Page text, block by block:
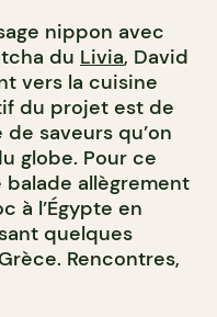
nippon avec
du Livia, David
vers la cuisine
du projet est de
saveurs qu’on
globe. Pour ce
balade allègrement
à l’Égypte en
quelques
Rencontres,